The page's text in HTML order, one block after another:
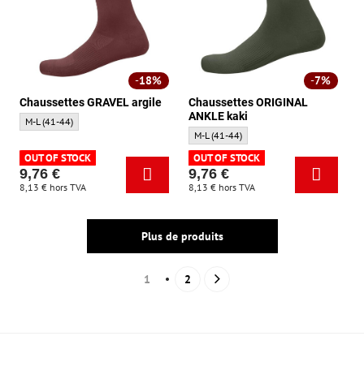
18%
Chaussettes GRAVEL argile
Chaussettes GRAVEL argile - Taille:
M-L (41-44)
OUT OF STOCK
9,76 €
8,13 € hors TVA
7%
Chaussettes ORIGINAL
ANKLE kaki
Chaussettes ORIGINAL ANKLE kaki -
M-L (41-44)
OUT OF STOCK
9,76 €
8,13 € hors TVA
Plus de produits
1 2